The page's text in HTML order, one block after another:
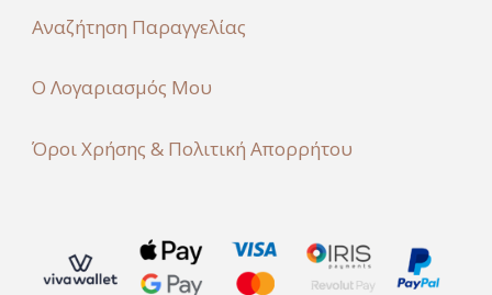
Αναζήτηση Παραγγελίας
Ο Λογαριασμός Μου
Όροι Χρήσης & Πολιτική Απορρήτου